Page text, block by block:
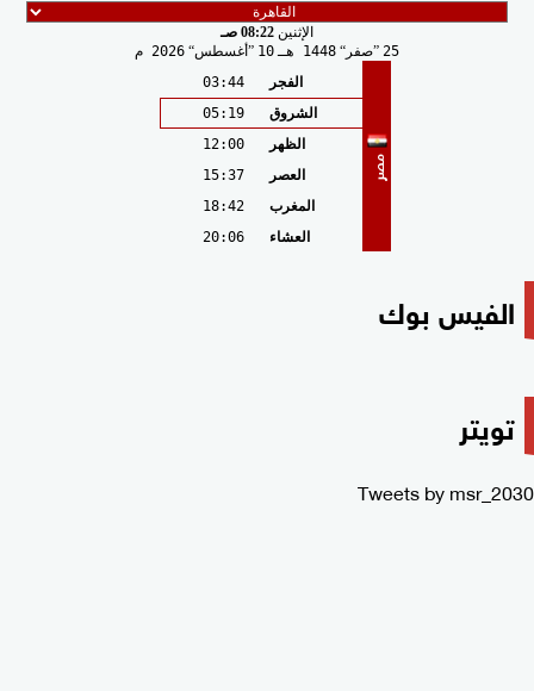
الإثنين 08:22 صـ
25
صفر 1448 هـ 10 أغسطس 2026 م
مصر
الفجر
03:44
الشروق
05:19
الظهر
12:00
العصر
15:37
المغرب
18:42
العشاء
20:06
الفيس بوك
تويتر
Tweets by msr_2030